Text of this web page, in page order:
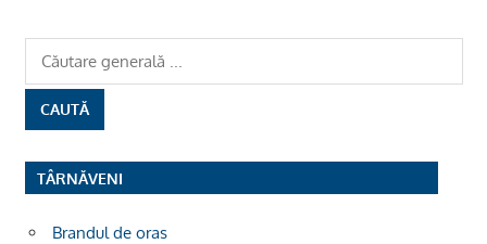
TÂRNĂVENI
Brandul de oras